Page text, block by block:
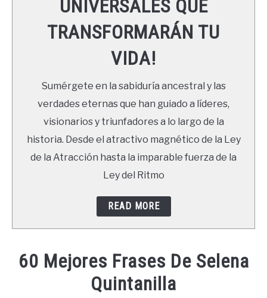
RECURSOS
NEWSLETTER
UNIVERSALES QUE
TRANSFORMARÁN TU
VIDA!
Sumérgete en la sabiduría ancestral y las
verdades eternas que han guiado a líderes,
visionarios y triunfadores a lo largo de la
historia. Desde el atractivo magnético de la Ley
de la Atracción hasta la imparable fuerza de la
Ley del Ritmo
READ MORE
60 Mejores Frases De Selena
Quintanilla